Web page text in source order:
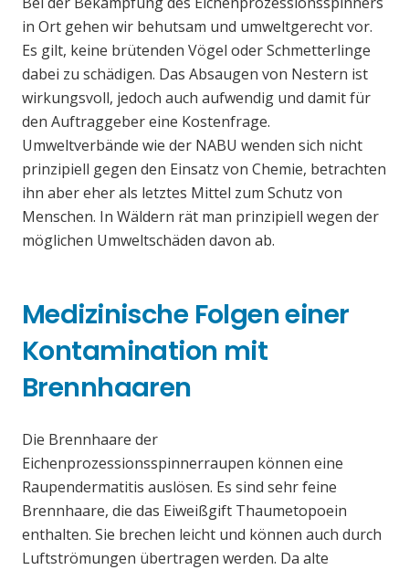
in Ort gehen wir behutsam und umweltgerecht vor.
Es gilt, keine brütenden Vögel oder Schmetterlinge
dabei zu schädigen. Das Absaugen von Nestern ist
wirkungsvoll, jedoch auch aufwendig und damit für
den Auftraggeber eine Kostenfrage.
Umweltverbände wie der NABU wenden sich nicht
prinzipiell gegen den Einsatz von Chemie, betrachten
ihn aber eher als letztes Mittel zum Schutz von
Menschen. In Wäldern rät man prinzipiell wegen der
möglichen Umweltschäden davon ab.
Medizinische Folgen einer
Kontamination mit
Brennhaaren
Die Brennhaare der
Eichenprozessionsspinnerraupen können eine
Raupendermatitis auslösen. Es sind sehr feine
Brennhaare, die das Eiweißgift Thaumetopoein
enthalten. Sie brechen leicht und können auch durch
Luftströmungen übertragen werden. Da alte